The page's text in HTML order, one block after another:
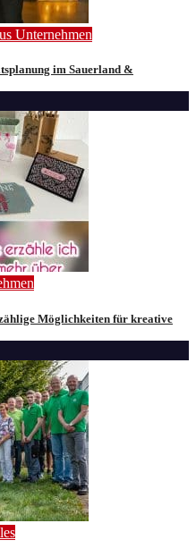
Unternehmen
im Sauerland &
Möglichkeiten für kreative